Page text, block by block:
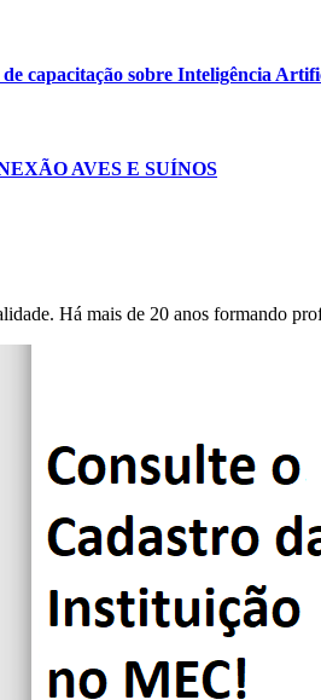
capacitação sobre Inteligência
AVES E SUÍNOS
Há mais de 20 anos formando